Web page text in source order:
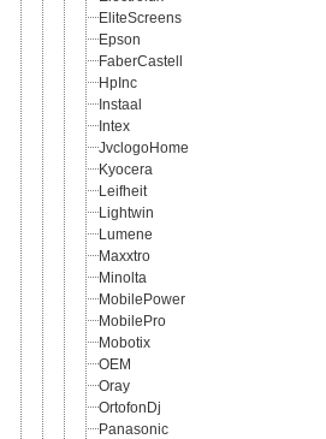
EliteScreens
Epson
FaberCastell
HpInc
Instaal
Intex
JvclogoHome
Kyocera
Leifheit
Lightwin
Lumene
Maxxtro
Minolta
MobilePower
MobilePro
Mobotix
OEM
Oray
OrtofonDj
Panasonic